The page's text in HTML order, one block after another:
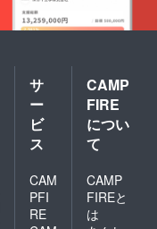
サ
ー
ビ
ス
CAM
PFI
RE
CAMP
FIRE
につい
て
CAMP
FIREと
は